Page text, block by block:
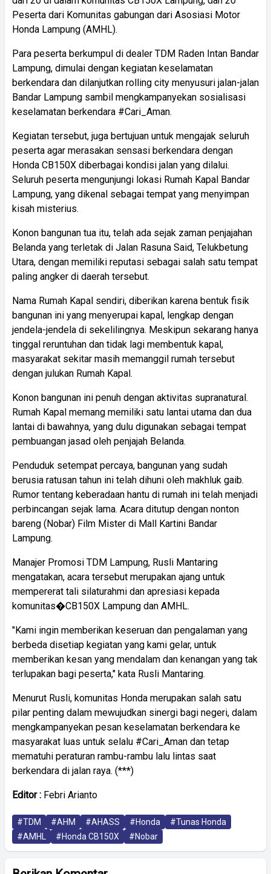
Peserta dari Komunitas gabungan dari Asosiasi Motor
Honda Lampung (AMHL).
Para peserta berkumpul di dealer TDM Raden Intan Bandar
Lampung, dimulai dengan kegiatan keselamatan
berkendara dan dilanjutkan rolling city menyusuri jalan-jalan
Bandar Lampung sambil mengkampanyekan sosialisasi
keselamatan berkendara #Cari_Aman.
Kegiatan tersebut, juga bertujuan untuk mengajak seluruh
peserta agar merasakan sensasi berkendara dengan
Honda CB150X diberbagai kondisi jalan yang dilalui.
Seluruh peserta mengunjungi lokasi Rumah Kapal Bandar
Lampung, yang dikenal sebagai tempat yang menyimpan
kisah misterius.
Konon bangunan tua itu, telah ada sejak zaman penjajahan
Belanda yang terletak di Jalan Rasuna Said, Telukbetung
Utara, dengan memiliki reputasi sebagai salah satu tempat
paling angker di daerah tersebut.
Nama Rumah Kapal sendiri, diberikan karena bentuk fisik
bangunan ini yang menyerupai kapal, lengkap dengan
jendela-jendela di sekelilingnya. Meskipun sekarang hanya
tinggal reruntuhan dan tidak lagi membentuk kapal,
masyarakat sekitar masih memanggil rumah tersebut
dengan julukan Rumah Kapal.
Konon bangunan ini penuh dengan aktivitas supranatural.
Rumah Kapal memang memiliki satu lantai utama dan dua
lantai di bawahnya, yang dulu digunakan sebagai tempat
pembuangan jasad oleh penjajah Belanda.
Penduduk setempat percaya, bangunan yang sudah
berusia ratusan tahun ini telah dihuni oleh makhluk gaib.
Rumor tentang keberadaan hantu di rumah ini telah menjadi
perbincangan sejak lama. Acara ditutup dengan nonton
bareng (Nobar) Film Mister di Mall Kartini Bandar
Lampung.
Manajer Promosi TDM Lampung, Rusli Mantaring
mengatakan, acara tersebut merupakan ajang untuk
mempererat tali silaturahmi dan apresiasi kepada
komunitas�CB150X Lampung dan AMHL.
"Kami ingin memberikan keseruan dan pengalaman yang
berbeda disetiap kegiatan yang kami gelar, untuk
memberikan kesan yang mendalam dan kenangan yang tak
terlupakan bagi peserta," kata Rusli Mantaring.
Menurut Rusli, komunitas Honda merupakan salah satu
pilar penting dalam mewujudkan sinergi bagi negeri, dalam
mengkampanyekan pesan keselamatan berkendara ke
masyarakat luas untuk selalu #Cari_Aman dan tetap
mematuhi peraturan rambu-rambu lalu lintas saat
berkendara di jalan raya. (***)
Editor : Febri Arianto
#TDM #AHM #AHASS #Honda
#Tunas Honda
#AMHL
#Honda CB150X #Nobar